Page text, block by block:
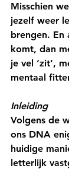
Misschien
jezelf weer
brengen. En
komt, dan
je vel ‘zit’,
mentaal
Inleiding
Volgens de
ons DNA
huidige
letterlijk